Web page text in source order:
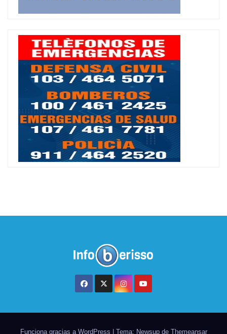
Funciona gracias a WordPress Tema: Newsup de Themeansar